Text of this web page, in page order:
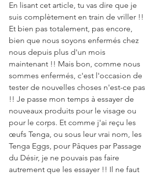
En lisant cet article, tu vas dire que je
suis complètement en train de vriller !!
Et bien pas totalement, pas encore,
bien que nous soyons enfermés chez
nous depuis plus d'un mois
maintenant !! Mais bon, comme nous
sommes enfermés, c'est l'occasion de
tester de nouvelles choses n'est-ce pas
!! Je passe mon temps à essayer de
nouveaux produits pour le visage ou
pour le corps. Et comme j'ai reçu les
œufs Tenga, ou sous leur vrai nom, les
Tenga Eggs, pour Pâques par Passage
du Désir, je ne pouvais pas faire
autrement que les essayer !! Il ne faut